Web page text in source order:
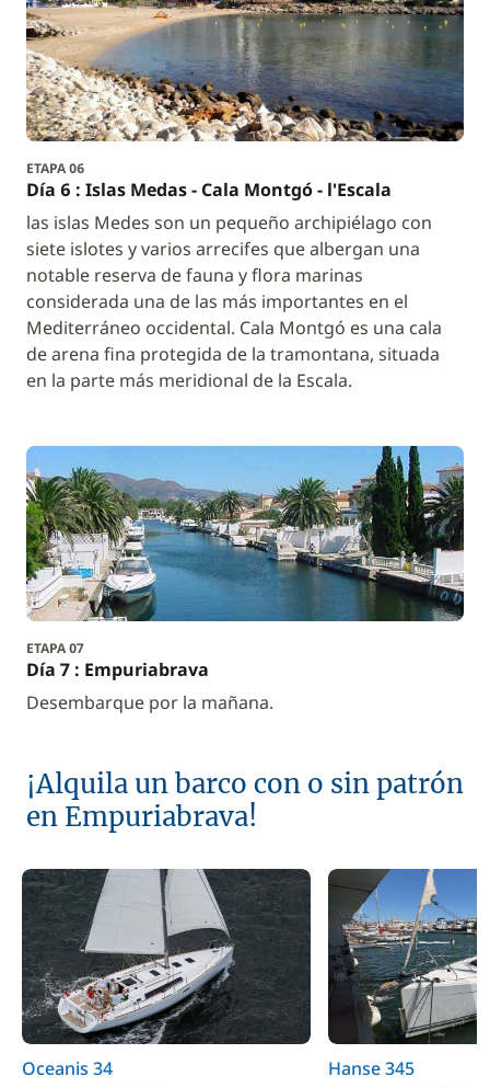
ETAPA 06
Día 6 : Islas Medas - Cala Montgó - l'Escala
las islas Medes son un pequeño archipiélago con
siete islotes y varios arrecifes que albergan una
notable reserva de fauna y flora marinas
considerada una de las más importantes en el
Mediterráneo occidental. Cala Montgó es una cala
de arena fina protegida de la tramontana, situada
en la parte más meridional de la Escala.
ETAPA 07
Día 7 : Empuriabrava
Desembarque por la mañana.
¡Alquila un barco con o sin patrón
en Empuriabrava!
Oceanis 34 Hanse 345